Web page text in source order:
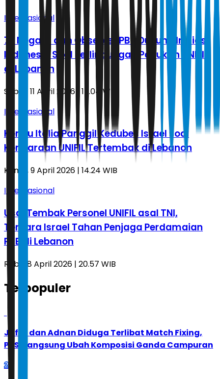
Internasional
73 Negara dan Observer PBB Dukung Inisiasi
Indonesia Soal Perlindungan Pasukan UNIFIL
di Lebanon
Sabtu, 11 April 2026 | 15.04 WIB
Internasional
Kemlu Italia Panggil Kedubes Israel soal
Kendaraan UNIFIL Tertembak di Lebanon
Kamis, 9 April 2026 | 14.24 WIB
Internasional
Usai Tembak Personel UNIFIL asal TNI,
Tentara Israel Tahan Penjaga Perdamaian
PBB di Lebanon
Rabu, 8 April 2026 | 20.57 WIB
Terpopuler
Jafar dan Adnan Diduga Terlibat Match Fixing,
PBSI Langsung Ubah Komposisi Ganda Campuran
2